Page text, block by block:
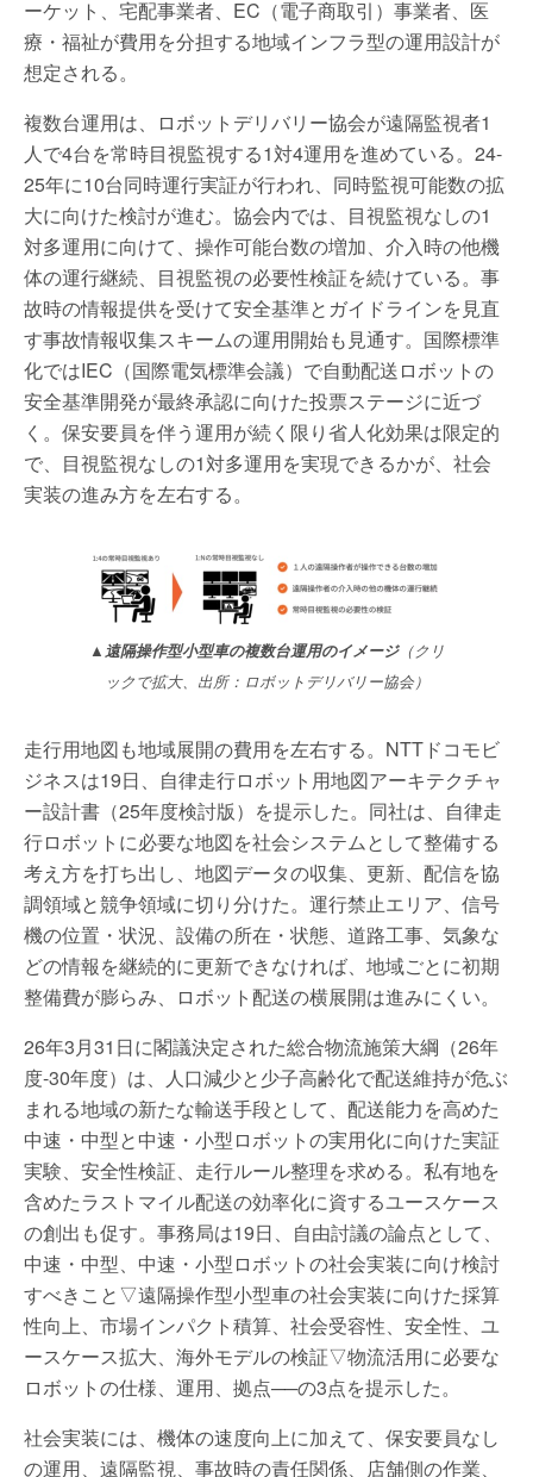
ーケット、宅配事業者、EC（電子商取引）事業者、医
療・福祉が費用を分担する地域インフラ型の運用設計が
想定される。
複数台運用は、ロボットデリバリー協会が遠隔監視者1
人で4台を常時目視監視する1対4運用を進めている。24-
25年に10台同時運行実証が行われ、同時監視可能数の拡
大に向けた検討が進む。協会内では、目視監視なしの1
対多運用に向けて、操作可能台数の増加、介入時の他機
体の運行継続、目視監視の必要性検証を続けている。事
故時の情報提供を受けて安全基準とガイドラインを見直
す事故情報収集スキームの運用開始も見通す。国際標準
化ではIEC（国際電気標準会議）で自動配送ロボットの
安全基準開発が最終承認に向けた投票ステージに近づ
く。保安要員を伴う運用が続く限り省人化効果は限定的
で、目視監視なしの1対多運用を実現できるかが、社会
実装の進み方を左右する。
▲遠隔操作型小型車の複数台運用のイメージ（クリ
ックで拡大、出所：ロボットデリバリー協会）
走行用地図も地域展開の費用を左右する。NTTドコモビ
ジネスは19日、自律走行ロボット用地図アーキテクチャ
ー設計書（25年度検討版）を提示した。同社は、自律走
行ロボットに必要な地図を社会システムとして整備する
考え方を打ち出し、地図データの収集、更新、配信を協
調領域と競争領域に切り分けた。運行禁止エリア、信号
機の位置・状況、設備の所在・状態、道路工事、気象な
どの情報を継続的に更新できなければ、地域ごとに初期
整備費が膨らみ、ロボット配送の横展開は進みにくい。
26年3月31日に閣議決定された総合物流施策大綱（26年
度-30年度）は、人口減少と少子高齢化で配送維持が危ぶ
まれる地域の新たな輸送手段として、配送能力を高めた
中速・中型と中速・小型ロボットの実用化に向けた実証
実験、安全性検証、走行ルール整理を求める。私有地を
含めたラストマイル配送の効率化に資するユースケース
の創出も促す。事務局は19日、自由討議の論点として、
中速・中型、中速・小型ロボットの社会実装に向け検討
すべきこと▽遠隔操作型小型車の社会実装に向けた採算
性向上、市場インパクト積算、社会受容性、安全性、ユ
ースケース拡大、海外モデルの検証▽物流活用に必要な
ロボットの仕様、運用、拠点──の3点を提示した。
社会実装には、機体の速度向上に加えて、保安要員なし
の運用、遠隔監視、事故時の責任関係、店舗側の作業、